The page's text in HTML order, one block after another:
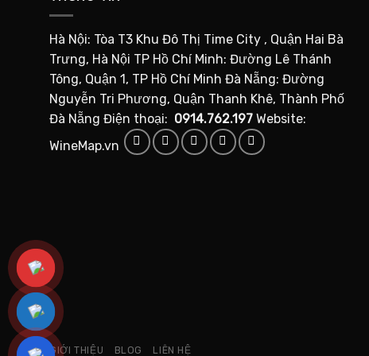
Hà Nội: Tòa T3 Khu Đô Thị Time City , Quận Hai Bà
Trưng, Hà Nội TP Hồ Chí Minh: Đường Lê Thánh
Tông, Quận 1, TP Hồ Chí Minh Đà Nẵng: Đường
Nguyễn Tri Phương, Quận Thanh Khê, Thành Phố
Đà Nẵng Điện thoại: 0914.762.197 Website:
WineMap.vn
GIỚI THIỆU BLOG LIÊN HỆ